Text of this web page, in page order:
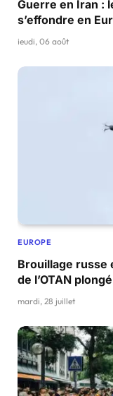
Guerre en Iran :
s’effondre en
jeudi, 06 août
EUROPE
Brouillage russe
de l’OTAN
mardi, 28 juillet